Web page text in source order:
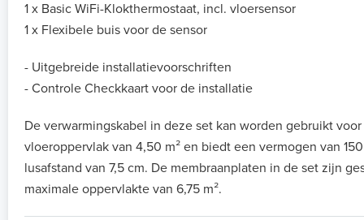
1 x Basic WiFi-Klokthermostaat, incl. vloersensor
1 x Flexibele buis voor de sensor
- Uitgebreide installatievoorschriften
- Controle Checkkaart voor de installatie
De verwarmingskabel in deze set kan worden gebruikt
vloeroppervlak van 4,50 m² en biedt een vermogen van
lusafstand van 7,5 cm. De membraanplaten in de set zijn
maximale oppervlakte van 6,75 m².